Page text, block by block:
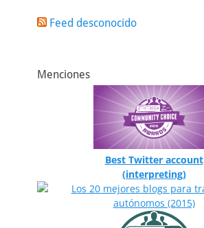
Feed desconocido
Menciones
Best Twitter account
(interpreting)